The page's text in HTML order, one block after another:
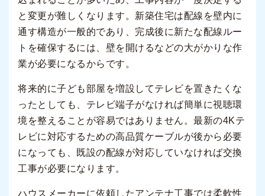
と変更が難しくなります。新築住宅は配線を壁内に
通す構造が一般的であり、完成後に新たな配線ルー
トを確保するには、壁を開けるなどの大がかりな作
業が必要になるからです。
将来的に子ども部屋を増設してテレビを置きたくな
ったとしても、テレビ端子がなければ簡単に視聴環
境を整えることが容易ではありません。最新の4Kテ
レビに対応するための高品質ケーブルが後から必要
になっても、既設の配線が対応していなければ交換
工事が必要になります。
ハウスメーカーに依頼したアンテナ工事では柔軟性